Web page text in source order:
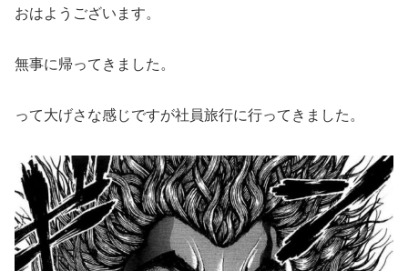
おはようございます。
無事に帰ってきました。
って大げさな感じですが社員旅行に行ってきました。